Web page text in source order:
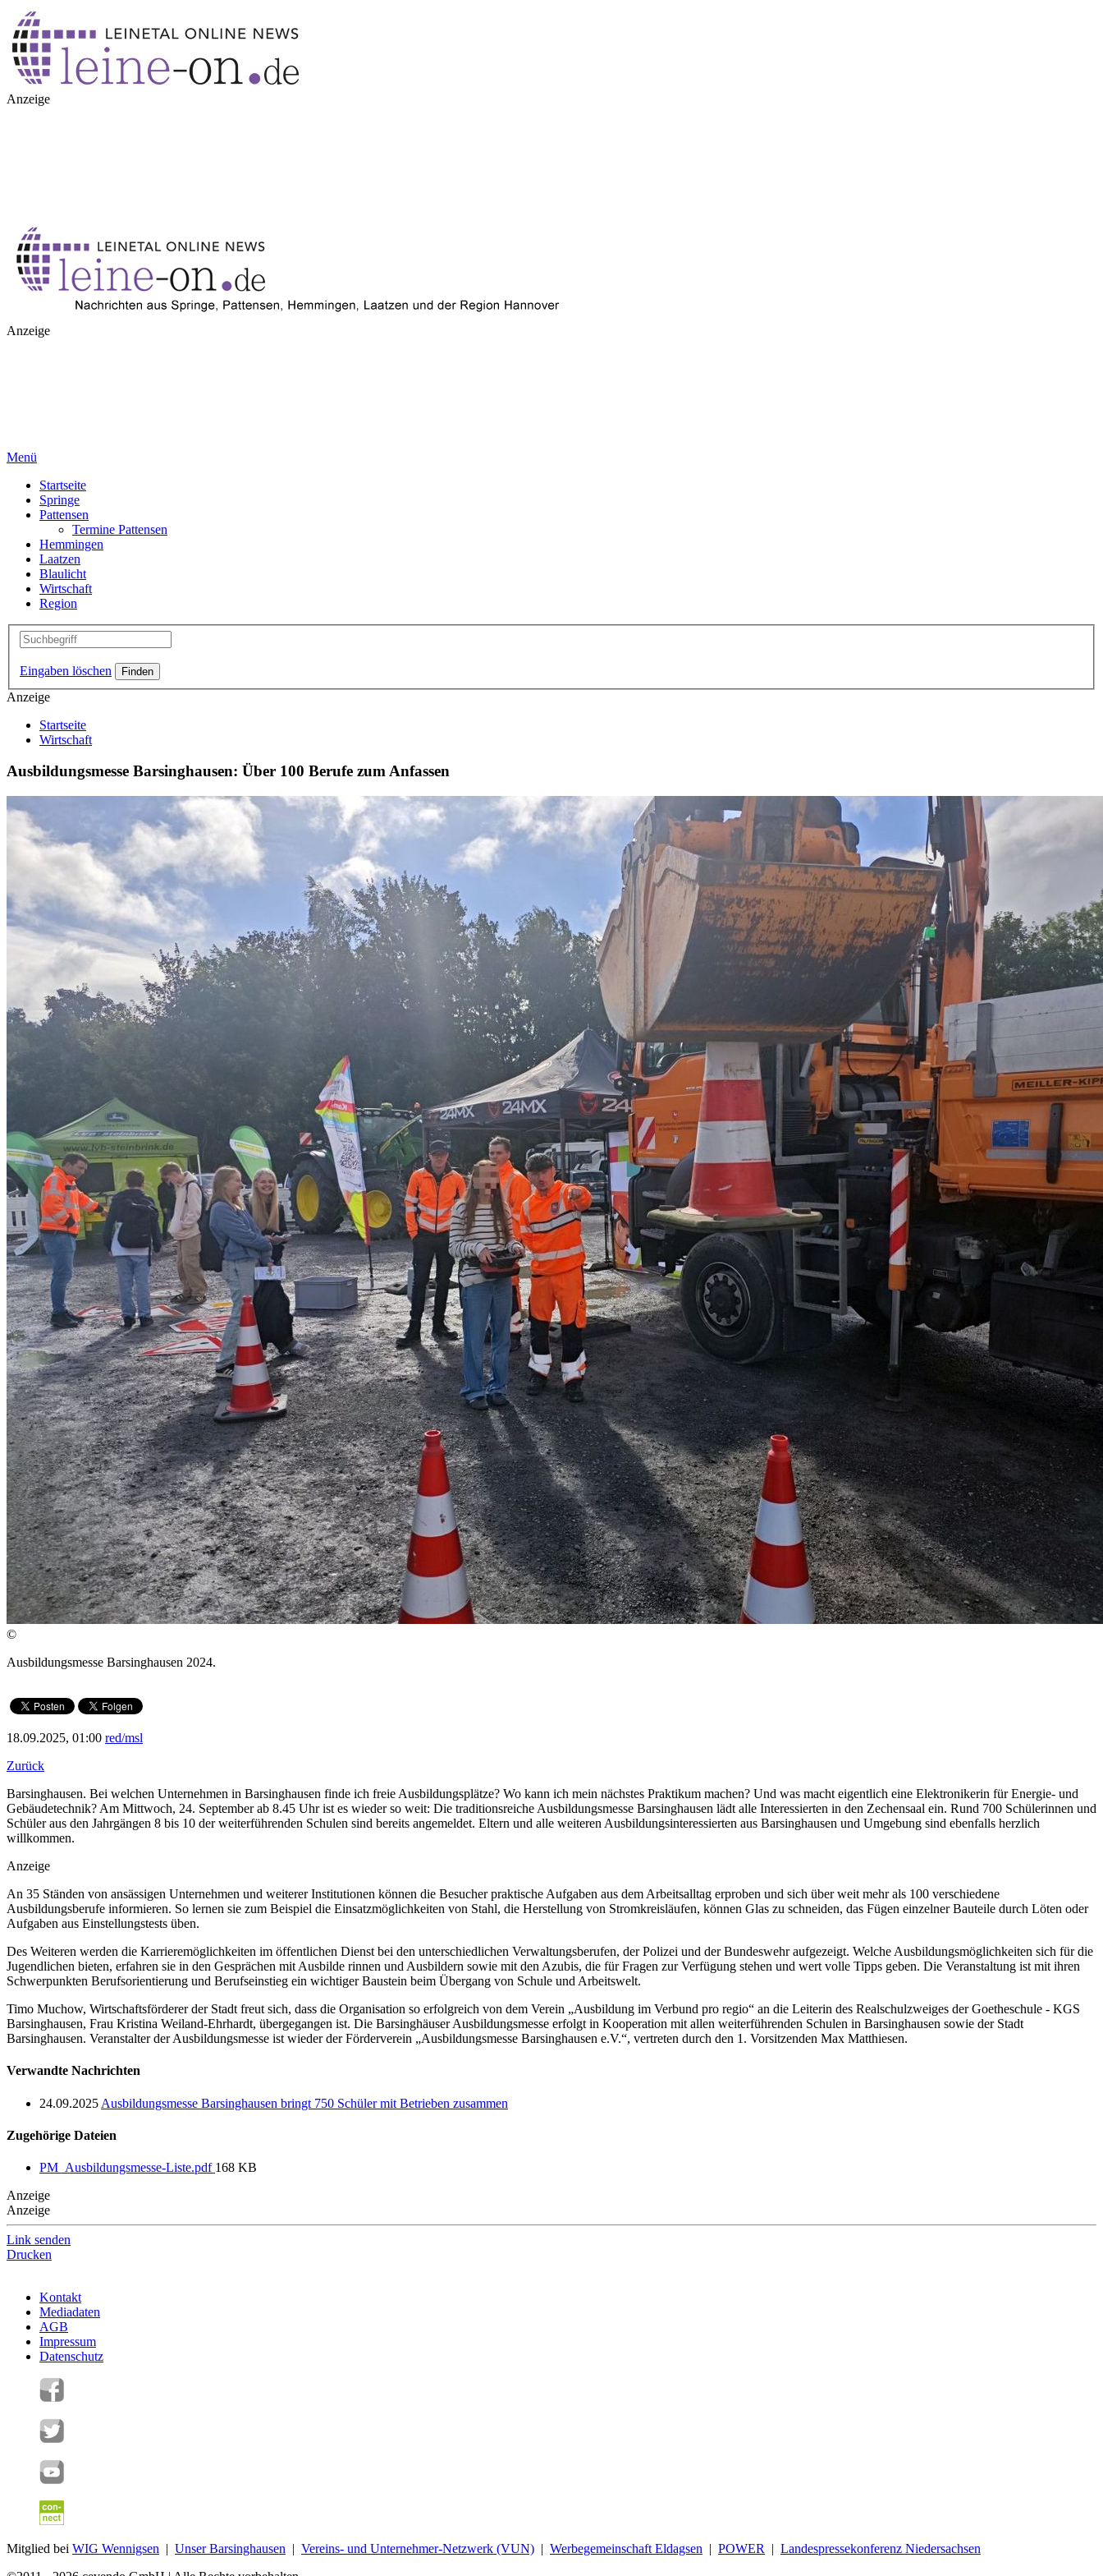
Anzeige
Anzeige
Menü
Startseite
Springe
Pattensen
Termine Pattensen
Hemmingen
Laatzen
Blaulicht
Wirtschaft
Region
Eingaben löschen
Anzeige
Startseite
Wirtschaft
Ausbildungsmesse Barsinghausen: Über 100 Berufe zum Anfassen
©
Ausbildungsmesse Barsinghausen 2024.
18.09.2025, 01:00 red/msl
Zurück
Barsinghausen. Bei welchen Unternehmen in Barsinghausen finde ich freie Ausbildungsplätze? Wo kann ich mein nächstes Praktikum machen? Und was macht eigentlich eine Elektronikerin für Energie- und
Gebäudetechnik? Am Mittwoch, 24. September ab 8.45 Uhr ist es wieder so weit: Die traditionsreiche Ausbildungsmesse Barsinghausen lädt alle Interessierten in den Zechensaal ein. Rund 700 Schülerinnen und
Schüler aus den Jahrgängen 8 bis 10 der weiterführenden Schulen sind bereits angemeldet. Eltern und alle weiteren Ausbildungsinteressierten aus Barsinghausen und Umgebung sind ebenfalls herzlich
willkommen.
Anzeige
An 35 Ständen von ansässigen Unternehmen und weiterer Institutionen können die Besucher praktische Aufgaben aus dem Arbeitsalltag erproben und sich über weit mehr als 100 verschiedene
Ausbildungsberufe informieren. So lernen sie zum Beispiel die Einsatzmöglichkeiten von Stahl, die Herstellung von Stromkreisläufen, können Glas zu schneiden, das Fügen einzelner Bauteile durch Löten oder
Aufgaben aus Einstellungstests üben.
Des Weiteren werden die Karrieremöglichkeiten im öffentlichen Dienst bei den unterschiedlichen Verwaltungsberufen, der Polizei und der Bundeswehr aufgezeigt. Welche Ausbildungsmöglichkeiten sich für die
Jugendlichen bieten, erfahren sie in den Gesprächen mit Ausbilde rinnen und Ausbildern sowie mit den Azubis, die für Fragen zur Verfügung stehen und wert volle Tipps geben. Die Veranstaltung ist mit ihren
Schwerpunkten Berufsorientierung und Berufseinstieg ein wichtiger Baustein beim Übergang von Schule und Arbeitswelt.
Timo Muchow, Wirtschaftsförderer der Stadt freut sich, dass die Organisation so erfolgreich von dem Verein „Ausbildung im Verbund pro regio“ an die Leiterin des Realschulzweiges der Goetheschule - KGS
Barsinghausen, Frau Kristina Weiland-Ehrhardt, übergegangen ist. Die Barsinghäuser Ausbildungsmesse erfolgt in Kooperation mit allen weiterführenden Schulen in Barsinghausen sowie der Stadt
Barsinghausen. Veranstalter der Ausbildungsmesse ist wieder der Förderverein „Ausbildungsmesse Barsinghausen e.V.“, vertreten durch den 1. Vorsitzenden Max Matthiesen.
Verwandte Nachrichten
24.09.2025 Ausbildungsmesse Barsinghausen bringt 750 Schüler mit Betrieben zusammen
Zugehörige Dateien
PM_Ausbildungsmesse-Liste.pdf 168 KB
Anzeige
Anzeige
Link senden
Drucken
Kontakt
Mediadaten
AGB
Impressum
Datenschutz
Mitglied bei WIG Wennigsen | Unser Barsinghausen | Vereins- und Unternehmer-Netzwerk (VUN) | Werbegemeinschaft Eldagsen | POWER | Landespressekonferenz Niedersachsen